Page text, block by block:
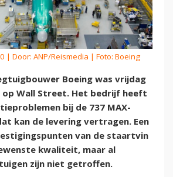
| Door: ANP/Reismedia | Foto: Boeing
Boeing was vrijdag
Wall Street. Het bedrijf heeft
bij de 737 MAX-
kan de levering vertragen. Een
van de staartvin
kwaliteit, maar al
zijn niet getroffen.